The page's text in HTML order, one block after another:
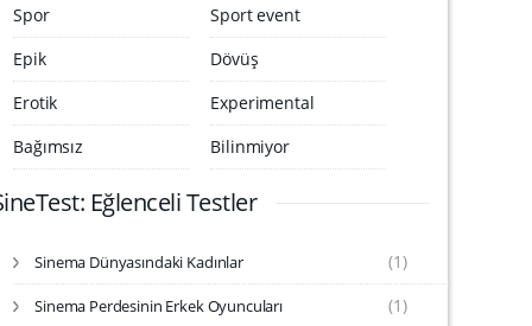
Spor
Sport event
Epik
Dövüş
Erotik
Experimental
Bağımsız
Bilinmiyor
Eğlenceli Testler
Sinema Dünyasındaki Kadınlar (1)
Sinema Perdesinin Erkek Oyuncuları (1)